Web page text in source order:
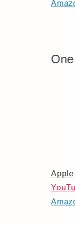
Apple